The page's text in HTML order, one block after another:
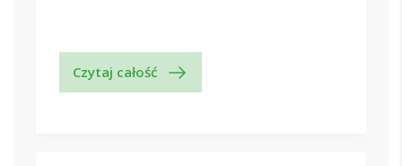
Czytaj całość